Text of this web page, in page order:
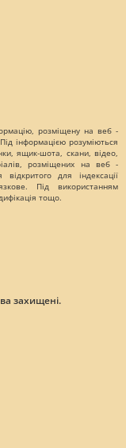
розміщену на веб -
інформацією розуміються
ящик-шота, скани, відео,
розміщених на веб -
відкритого для індексації
Під використанням
тощо.
захищені.